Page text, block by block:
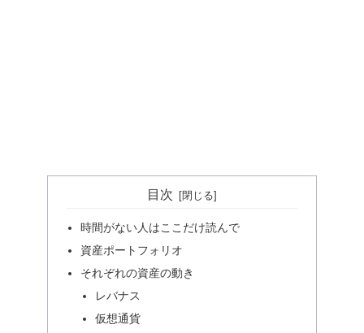
目次
時間がない人はここだけ読んで
資産ポートフォリオ
それぞれの資産の動き
レバナス
仮想通貨